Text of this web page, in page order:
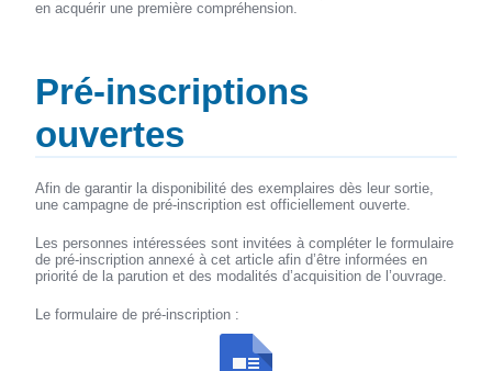
en acquérir une première compréhension.
Pré-inscriptions
ouvertes
Afin de garantir la disponibilité des exemplaires dès leur sortie,
une campagne de pré-inscription est officiellement ouverte.
Les personnes intéressées sont invitées à compléter le formulaire
de pré-inscription annexé à cet article afin d’être informées en
priorité de la parution et des modalités d’acquisition de l’ouvrage.
Le formulaire de pré-inscription :